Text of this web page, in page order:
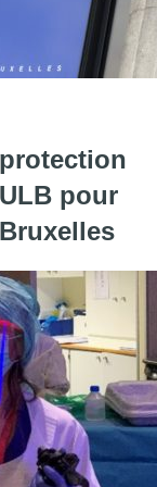
de l’ULB
pour